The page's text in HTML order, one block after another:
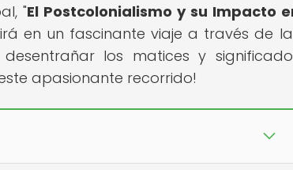
"El Postcolonialismo y su Impacto
en un fascinante viaje a través de
los matices y
apasionante recorrido!